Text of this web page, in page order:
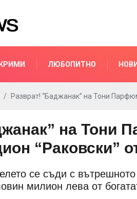
КРИМИ ЛЮБОПИТНО
Разврат! “Баджанак” на Тони
на Тони
“Раковски”
се съди с
милион лева от